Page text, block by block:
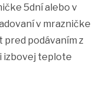
5dní alebo v
v mrazničke
pred podávaním z
izbovej teplote